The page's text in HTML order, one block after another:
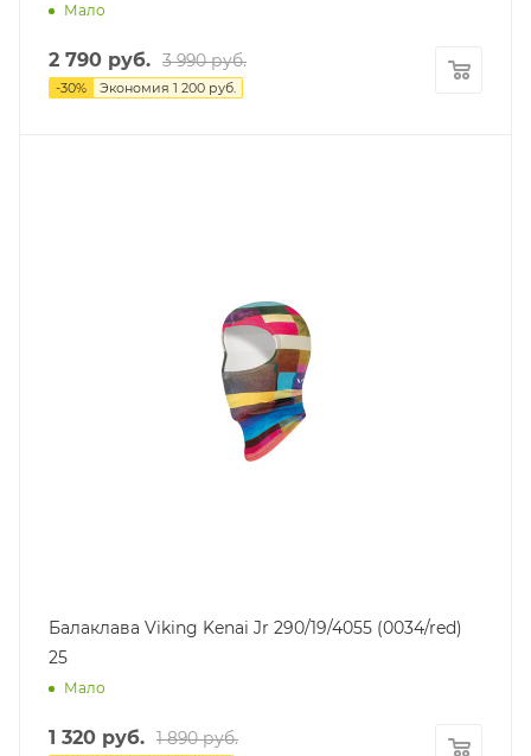
Мало
2 790 руб. 3 990руб.
-30% Экономия 1 200 руб.
Балаклава Viking Kenai Jr 290/19/4055 (0034/red)
25
Мало
1 320 руб. 1 890руб.